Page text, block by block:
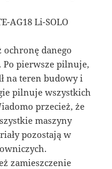
AG18 Li-SOLO
ochronę danego
Po pierwsze pilnuje,
na teren budowy i
pilnuje wszystkich
przecież, że
maszyny
pozostają w
zamieszczenie